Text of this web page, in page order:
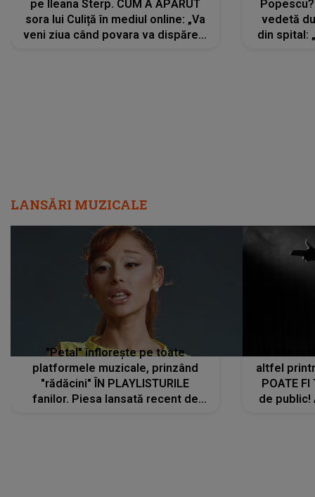
pe Ileana Sterp. CUM A APĂRUT
sora lui Culiță în mediul online: „Va
veni ziua când povara va dispărea,
vedetă
din spital:
LANSĂRI MUZICALE
"Petal" înflorește pe toate
platformele muzicale, prinzând
"rădăcini" ÎN PLAYLISTURILE
fanilor. Piesa lansată recent de
altfel
POATE FI
de public!